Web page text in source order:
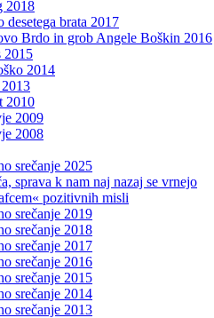
2018
desetega brata 2017
Brdo in grob Angele Boškin 2016
2015
2014
2010
2009
2008
srečanje 2025
sprava k nam naj nazaj se vrnejo
pozitivnih misli
srečanje 2019
srečanje 2018
srečanje 2017
srečanje 2016
srečanje 2015
srečanje 2014
srečanje 2013